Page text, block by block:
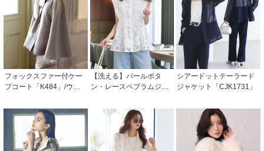
フォックスファー付ケー
プコート「K484」/ウール
【洗える】パールボタ
ン・レースペプラムジレ
シアードットテーラード
ジャケット「CJK1731」